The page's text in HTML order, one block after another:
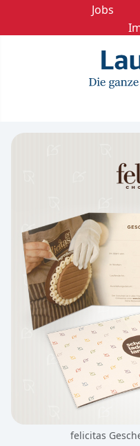
Jobs
felicitas